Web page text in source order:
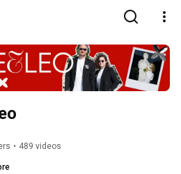
• 489 videos